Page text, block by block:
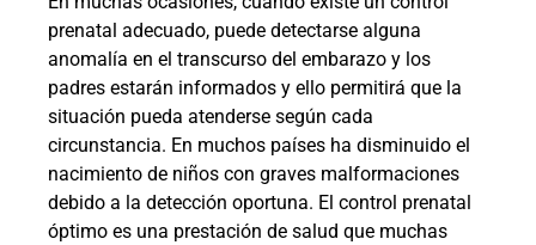
prenatal adecuado, puede detectarse alguna
anomalía en el transcurso del embarazo y los
padres estarán informados y ello permitirá que la
situación pueda atenderse según cada
circunstancia. En muchos países ha disminuido el
nacimiento de niños con graves malformaciones
debido a la detección oportuna. El control prenatal
óptimo es una prestación de salud que muchas